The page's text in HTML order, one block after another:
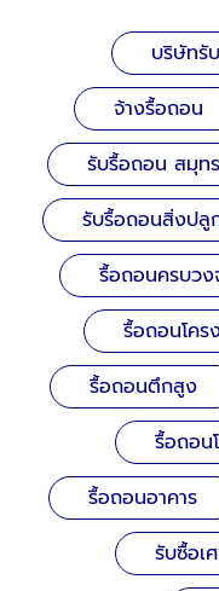
บริษัทรั
จ้างรื้อถอน
รับรื้อถอน สมุท
รับรื้อถอนสิ่งปลู
รื้อถอนครบวง
รื้อถอนโคร
รื้อถอนตึกสูง
รื้อถอน
รื้อถอนอาคาร
รับซื้อเ